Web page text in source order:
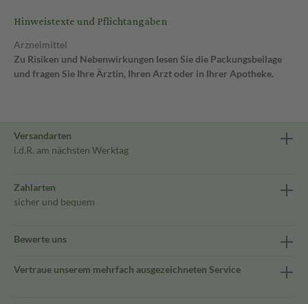
Hinweistexte und Pflichtangaben
Arzneimittel
Zu Risiken und Nebenwirkungen lesen Sie die Packungsbeilage
und fragen Sie Ihre Ärztin, Ihren Arzt oder in Ihrer Apotheke.
Versandarten
i.d.R. am nächsten Werktag
Zahlarten
sicher und bequem
Bewerte uns
Vertraue unserem mehrfach ausgezeichneten Service